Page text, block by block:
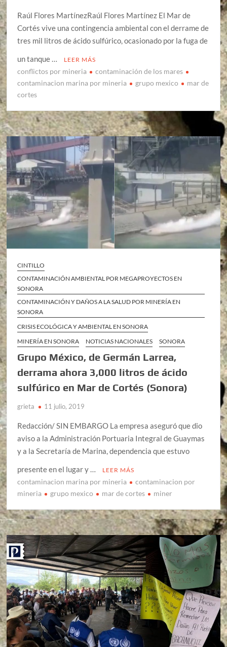
Raúl Flores MartínezRaúl Flores Martínez El Mar de
Cortés vive una contingencia ambiental con el derrame de
tres mil litros de ácido sulfúrico, ocasionado por la fuga de
un tanque …
LEER MÁS
conflictos por mineria
contaminación de los mares
contaminacion marina por mineria
grupo mexico
mar de
cortes
CINTILLO
CONTAMINACIÓN AMBIENTAL POR MEGAPROYECTOS EN
SONORA
CONTAMINACIÓN Y DAÑOS A LA SALUD POR MINERÍA EN
SONORA
CRISIS ECOLÓGICA Y AMBIENTAL EN SONORA
MINERÍA EN SONORA
NOTICIAS NACIONALES SONORA
Grupo México, de Germán Larrea,
derrama ahora 3,000 litros de ácido
sulfúrico en Mar de Cortés (Sonora)
grieta 11 julio, 2019
Redacción/ SIN EMBARGO La empresa aseguró que dio
aviso a la Administración Portuaria Integral de Guaymas
y a la Secretaría de Marina, dependencia que estuvo
presente en el lugar y …
LEER MÁS
contaminacion marina por mineria
contaminacion por
mineria
grupo mexico mar de cortes miner